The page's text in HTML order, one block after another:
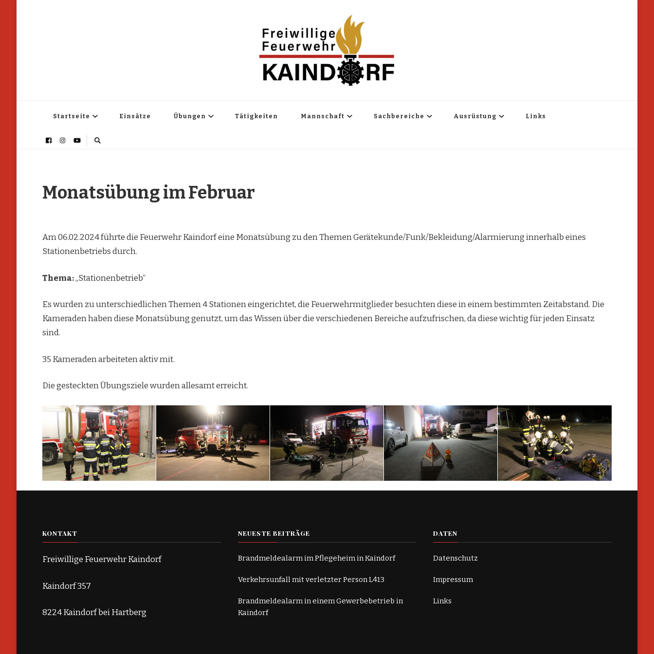
Startseite Einsätze Übungen Tätigkeiten Mannschaft Sachbereiche Ausrüstung Links
Monatsübung im Februar
Am 06.02.2024 führte die Feuerwehr Kaindorf eine Monatsübung zu den Themen Gerätekunde/Funk/Bekleidung/Alarmierung innerhalb eines
Stationenbetriebs durch.
Thema:„Stationenbetrieb“
Es wurden zu unterschiedlichen Themen 4 Stationen eingerichtet, die Feuerwehrmitglieder besuchten diese in einem bestimmten Zeitabstand. Die
Kameraden haben diese Monatsübung genutzt, um das Wissen über die verschiedenen Bereiche aufzufrischen, da diese wichtig für jeden Einsatz
sind.
35 Kameraden arbeiteten aktiv mit.
Die gesteckten Übungsziele wurden allesamt erreicht.
KONTAKT
Freiwillige Feuerwehr Kaindorf
Kaindorf 357
8224 Kaindorf bei Hartberg
NEUESTE BEITRÄGE
Brandmeldealarm im Pflegeheim in Kaindorf
Verkehrsunfall mit verletzter Person L413
Brandmeldealarm in einem Gewerbebetrieb in
Kaindorf
DATEN
Datenschutz
Impressum
Links